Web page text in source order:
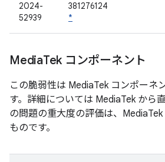
2024-
52939
381276124
*
MediaTek コンポーネント
この脆弱性は MediaTek コンポーネ
す。詳細については MediaTek から
の問題の重大度の評価は、
ものです。